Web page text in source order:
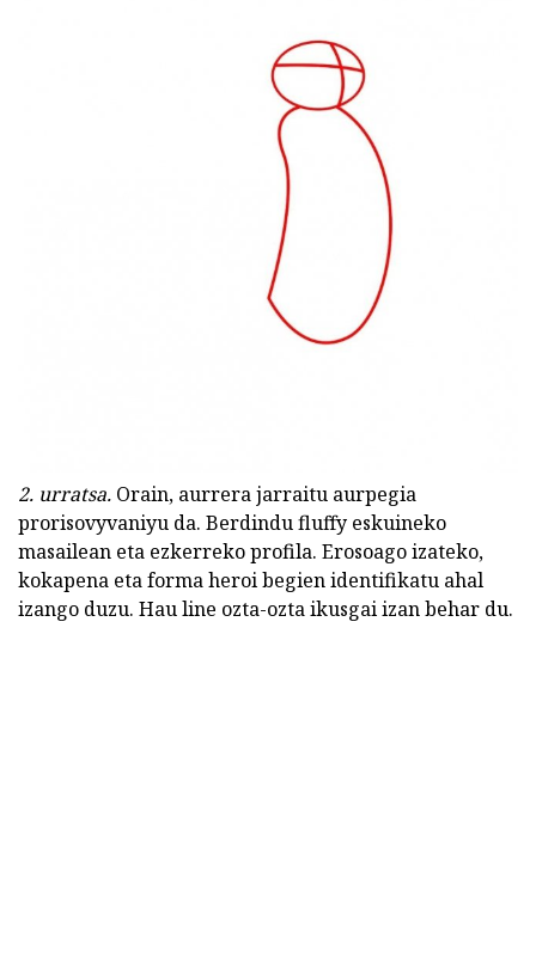
2. urratsa. Orain, aurrera jarraitu aurpegia
prorisovyvaniyu da. Berdindu fluffy eskuineko
masailean eta ezkerreko profila. Erosoago izateko,
kokapena eta forma heroi begien identifikatu ahal
izango duzu. Hau line ozta-ozta ikusgai izan behar du.